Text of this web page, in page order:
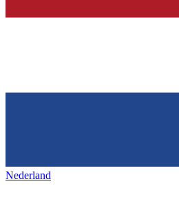
Nederland